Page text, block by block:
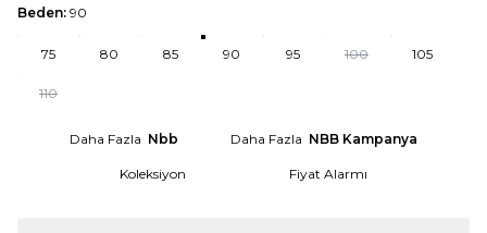
Beden: 90
75 80 85 90 95 100 105
110
Daha Fazla Nbb Daha Fazla NBB Kampanya
Koleksiyon Fiyat Alarmı